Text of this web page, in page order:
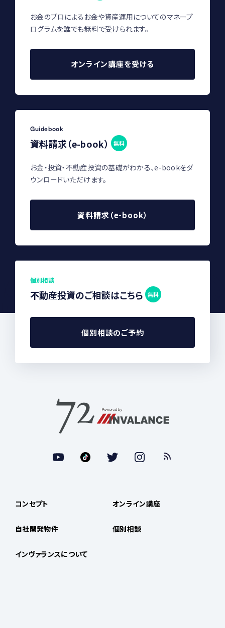
お金のプロによるお金や資産運用についてのマネープ
ログラムを誰でも無料で受けられます。
オンライン講座を受ける
Guidebook
資料請求（e-book） 無料
お金・投資・不動産投資の基礎がわかる、e-bookをダ
ウンロードいただけます。
資料請求（e-book）
個別相談
不動産投資のご相談はこちら 無料
個別相談のご予約
コンセプト
自社開発物件
インヴァランスについて
オンライン講座
個別相談